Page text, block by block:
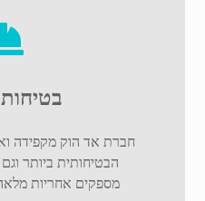
חברת אד הוק מקפידה
הבטיחותית ביותר
מספקים אחריות